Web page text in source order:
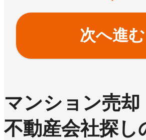
次へ進む
マンション売却
不動産会社探し